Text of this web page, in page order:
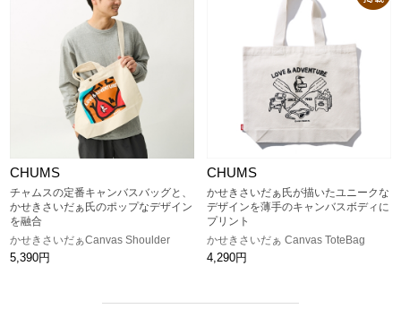
CHUMS
チャムスの定番キャンバスバッグと、
かせきさいだぁ氏のポップなデザイン
を融合
かせきさいだぁCanvas Shoulder
5,390円
CHUMS
かせきさいだぁ氏が描いたユニークな
デザインを薄手のキャンバスボディに
プリント
かせきさいだぁ Canvas ToteBag
4,290円